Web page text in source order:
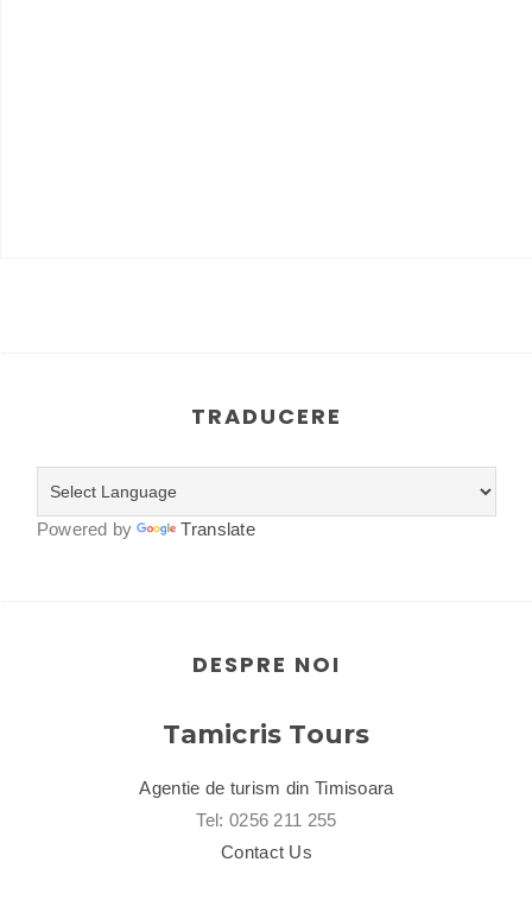
TRADUCERE
Powered by Translate
DESPRE NOI
Tamicris Tours
Agentie de turism din Timisoara
Tel: 0256 211 255
Contact Us